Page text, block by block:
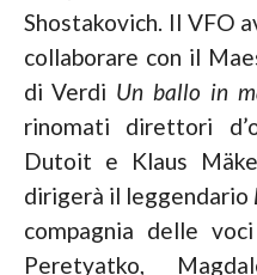
Shostakovich. Il VFO
collaborare con il
di Verdi Un ballo in
rinomati direttori
Dutoit e Klaus
dirigerà il leggendario
compagnia delle
Peretyatko,